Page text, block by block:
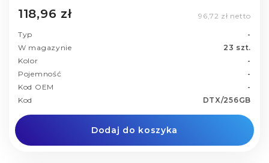
118,96 zł 96,72 zł netto
Typ
-
W magazynie
23 szt.
Kolor
-
Pojemność
-
Kod OEM
-
Kod
DTX/256GB
Dodaj do koszyka